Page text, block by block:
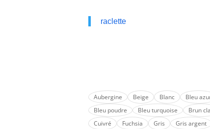
raclette
Aubergine Beige Blanc Bleu
Bleu poudre
Bleu turquoise Brun
Cuivré
Fuchsia Gris Gris argent